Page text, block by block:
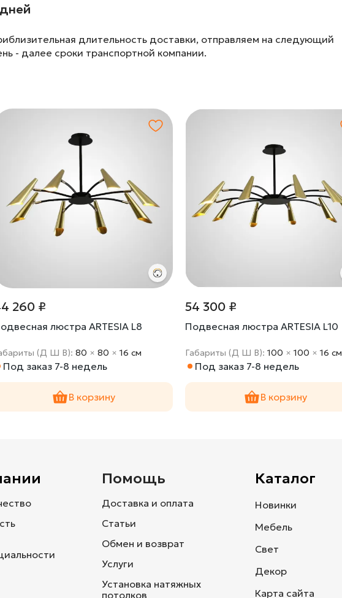
длительность доставки, отправляем на следующий
- далее сроки транспортной компании.
260 ₽
люстра ARTESIA L8
(Д Ш В):80 ×80 ×16 cм
Под заказ 7-8 недель
В корзину
54 300 ₽
Подвесная люстра ARTESIA L10
Габариты (Д Ш В):100 ×100 ×16 cм
Под заказ 7-8 недель
В корзину
Помощь
Доставка и оплата
Статьи
Обмен и возврат
Услуги
Установка натяжных
потолков
Каталог
Новинки
Мебель
Свет
Декор
Карта сайта